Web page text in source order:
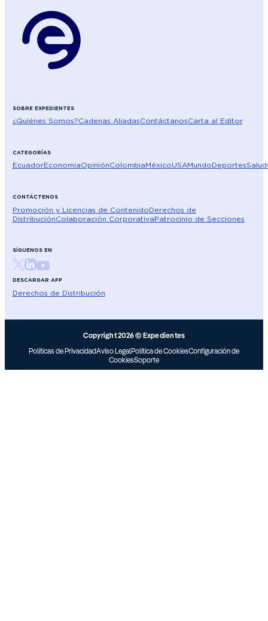
SOBRE EXPEDIENTES
¿Quiénes Somos?Cadenas AliadasContáctanosCarta al Editor
CATEGORÍAS
EcuadorEconomíaOpiniónColombiaMéxicoUSAMundoDeportesSalud
CONTÁCTENOS
Promoción y Licencias de ContenidoDerechos de
DistribuciónColaboración CorporativaPatrocinio de Secciones
SÍGUENOS EN
DESCARGAR APP
Derechos de Distribución
Copyright 2026 © Expedientes
Políticas de PrivacidadAviso LegalPolítica de CookiesConfiguración de
CookiesSoporte